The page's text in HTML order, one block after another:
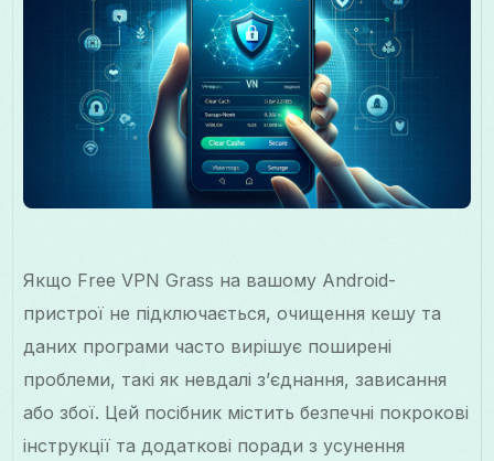
Українська
Якщо Free VPN Grass на вашому Android-
пристрої не підключається, очищення кешу та
даних програми часто вирішує поширені
проблеми, такі як невдалі з’єднання, зависання
або збої. Цей посібник містить безпечні покрокові
інструкції та додаткові поради з усунення